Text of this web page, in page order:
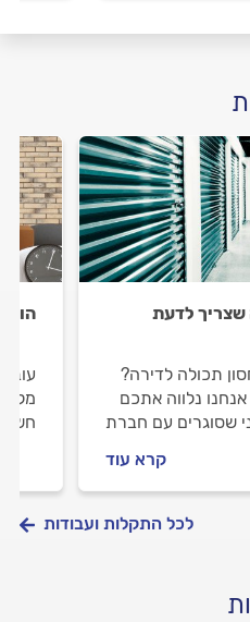
שצריך לדעת
תכולה לדירה?
נלווה אתכם
שסוגרים עם חברת
קרא עוד
לכל התקלות ועבודות